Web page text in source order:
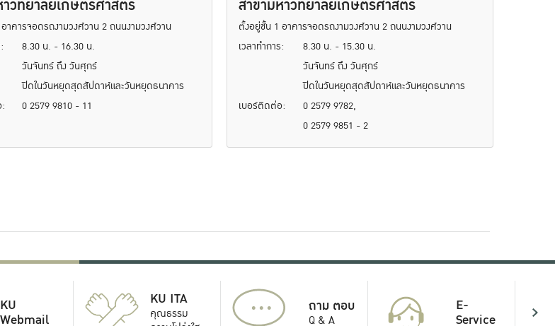
วิทยาลัยเกษตรศาสตร์
าคารจอดรถงามวงศ์วาน 2 ถนนงามวงศ์วาน
8.30 น. - 16.30 น.
วันจันทร์ ถึง วันศุกร์
ปิดในวันหยุดสุดสัปดาห์และวันหยุดธนาคาร
0 2579 9810 - 11
สาขามหาวิทยาลัยเกษตรศาสตร์
ตั้งอยู่ชั้น 1 อาคารจอดรถงามวงศ์วาน 2 ถนนงามวงศ์วาน
เวลาทำการ:
8.30 น. - 15.30 น.
วันจันทร์ ถึง วันศุกร์
ปิดในวันหยุดสุดสัปดาห์และวันหยุดธนาคาร
เบอร์ติดต่อ:
0 2579 9782,
0 2579 9851 - 2
KU
Webmail
KU ITA
คุณธรรม
... ถาม ตอบ
Q & A
E-
Service